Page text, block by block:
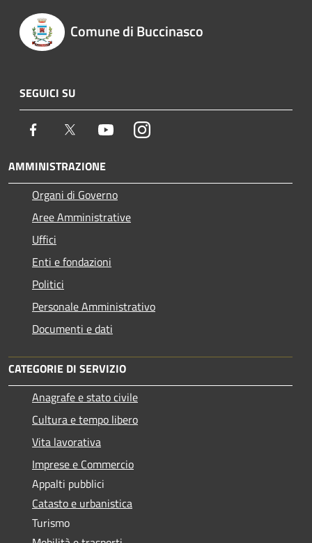
Comune di Buccinasco
SEGUICI SU
Facebook Twitter YoutubeInstagram
AMMINISTRAZIONE
Organi di Governo
Aree Amministrative
Uffici
Enti e fondazioni
Politici
Personale Amministrativo
Documenti e dati
CATEGORIE DI SERVIZIO
Anagrafe e stato civile
Cultura e tempo libero
Vita lavorativa
Imprese e Commercio
Appalti pubblici
Catasto e urbanistica
Turismo